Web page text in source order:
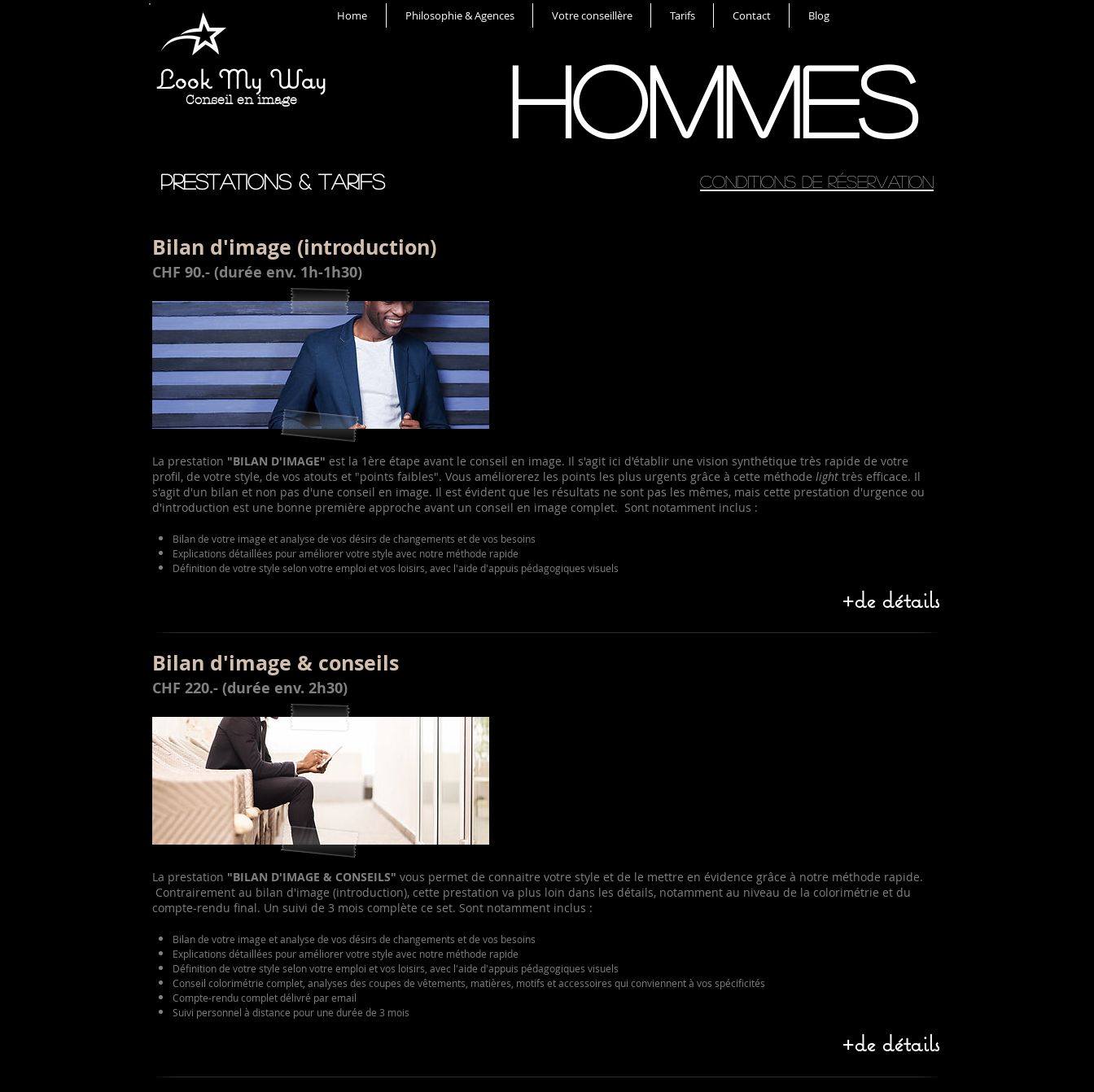
Home Philosophie & Agences Votre conseillère Tarifs Contact Blog
Look My Way
Conseil en image
prestations & Tarifs
HOMMES
Conditions de réservation
Bilan d'image (introduction)
CHF 90.- (durée env. 1h-1h30)
La prestation "BILAN D'IMAGE" est la 1ère étape avant le conseil en image. Il s'agit ici d'établir une vision synthétique très rapide de votre
profil, de votre style, de vos atouts et "points faibles". Vous améliorerez les points les plus urgents grâce à cette méthode light très efficace. Il
s'agit d'un bilan et non pas d'une conseil en image. Il est évident que les résultats ne sont pas les mêmes, mais cette prestation d'urgence ou
d'introduction est une bonne première approche avant un conseil en image complet. Sont notamment inclus :
Bilan de votre image et analyse de vos désirs de changements et de vos besoins
Explications détaillées pour améliorer votre style avec notre méthode rapide
Définition de votre style selon votre emploi et vos loisirs, avec l'aide d'appuis pédagogiques visuels
+de détails
Bilan d'image & conseils
CHF 220.- (durée env. 2h30)
La prestation "BILAN D'IMAGE & CONSEILS" vous permet de connaitre votre style et de le mettre en évidence grâce à notre méthode rapide.
Contrairement au bilan d'image (introduction), cette prestation va plus loin dans les détails, notamment au niveau de la colorimétrie et du
compte-rendu final. Un suivi de 3 mois complète ce set. Sont notamment inclus :
Bilan de votre image et analyse de vos désirs de changements et de vos besoins
Explications détaillées pour améliorer votre style avec notre méthode rapide
Définition de votre style selon votre emploi et vos loisirs, avec l'aide d'appuis pédagogiques visuels
Conseil colorimétrie complet, analyses des coupes de vêtements, matières, motifs et accessoires qui conviennent à vos spécificités
Compte-rendu complet délivré par email
Suivi personnel à distance pour une durée de 3 mois
+de détails